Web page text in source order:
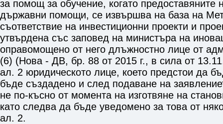
за помощ за обучение, когато предоставяните
държавни помощи, се извършва на база на
съответствие на инвестиционни проекти и
утвърдена със заповед на министъра на
оправомощено от него длъжностно лице от
(6) (Нова - ДВ, бр. 88 от 2015 г., в сила от
ал. 2 юридическото лице, което предстои да
бъде създадено и след подаване на
не по-късно от момента на изготвяне на
като следва да бъде уведомено за това от
ал. 2.